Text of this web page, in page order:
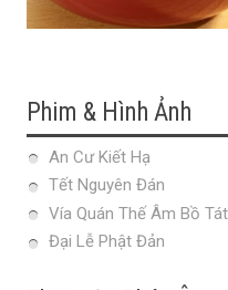
Phim & Hình Ảnh
An Cư Kiết Hạ
Tết Nguyên Đán
Vía Quán Thế Âm Bồ Tát
Đại Lễ Phật Đản